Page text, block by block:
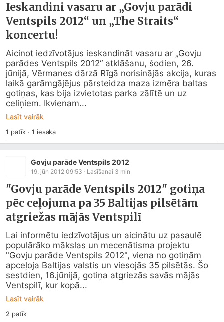
Ieskandini vasaru ar „Govju parādi
Ventspils 2012“ un „The Straits“
koncertu!
Aicinot iedzīvotājus ieskandināt vasaru ar „Govju
parādes Ventspils 2012“ atklāšanu, šodien, 26.
jūnijā, Vērmanes dārzā Rīgā norisinājās akcija, kuras
laikā garāmgājējus pārsteidza maza izmēra baltas
gotiņas, kas bija izvietotas parka zālītē un uz
celiņiem. Ikvienam...
Lasīt vairāk
1 patīk ·1 iesaka
Govju parāde Ventspils 2012
19. jūn 2012 09:53 · Lasīšanai 3 min
"Govju parāde Ventspils 2012" gotiņa
pēc ceļojuma pa 35 Baltijas pilsētām
atgriežas mājās Ventspilī
Lai informētu iedzīvotājus un aicinātu uz pasaulē
populārāko mākslas un mecenātisma projektu
"Govju parāde Ventspils 2012", viena no gotiņām
apceļoja Baltijas valstis un viesojās 35 pilsētās. Šo
sestdien, 16.jūnijā, gotiņa atgriezās savās mājās
Ventspilī, kur kopā...
Lasīt vairāk
2 patīk